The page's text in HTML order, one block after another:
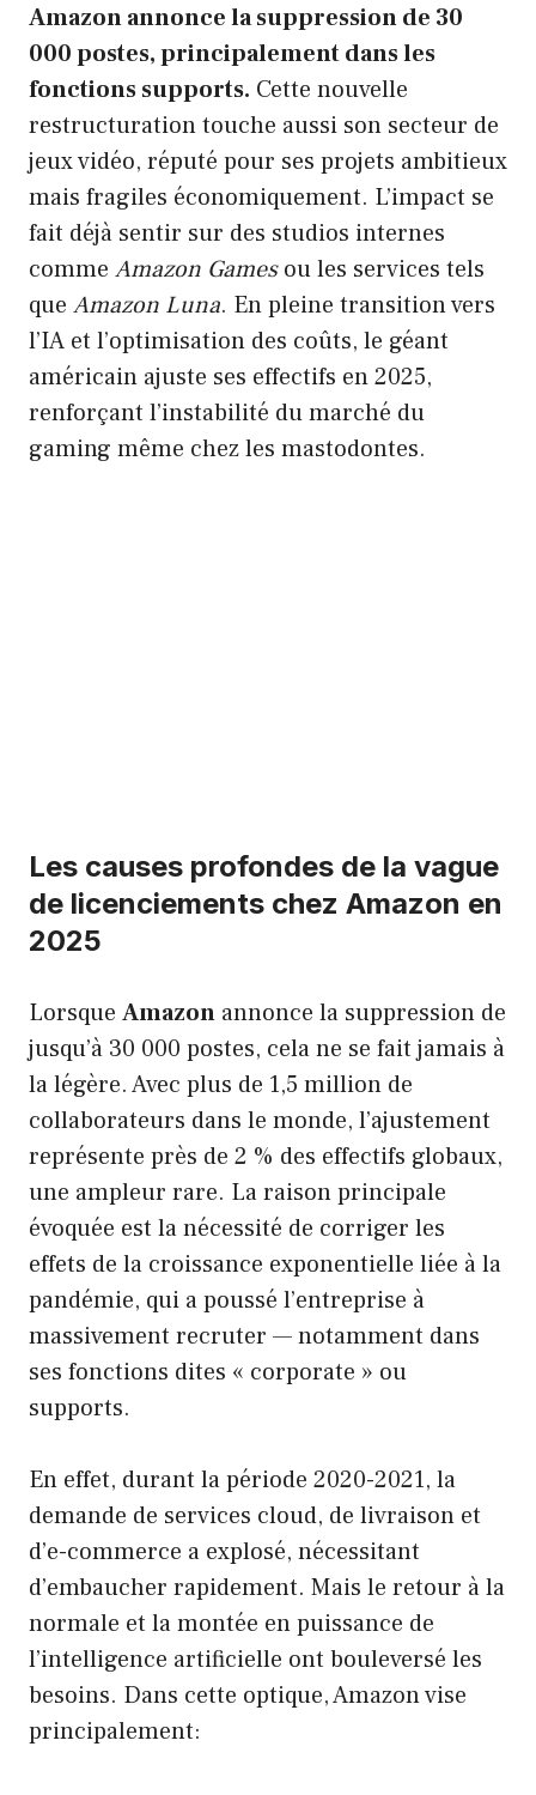
Amazon annonce la suppression de 30
000 postes, principalement dans les
fonctions supports. Cette nouvelle
restructuration touche aussi son secteur de
jeux vidéo, réputé pour ses projets ambitieux
mais fragiles économiquement. L’impact se
fait déjà sentir sur des studios internes
comme Amazon Gamesou les services tels
que Amazon Luna. En pleine transition vers
l’IA et l’optimisation des coûts, le géant
américain ajuste ses effectifs en 2025,
renforçant l’instabilité du marché du
gaming même chez les mastodontes.
Les causes profondes de la vague
de licenciements chez Amazon en
2025
Lorsque Amazon annonce la suppression de
jusqu’à 30 000 postes, cela ne se fait jamais à
la légère. Avec plus de 1,5 million de
collaborateurs dans le monde, l’ajustement
représente près de 2 % des effectifs globaux,
une ampleur rare. La raison principale
évoquée est la nécessité de corriger les
effets de la croissance exponentielle liée à la
pandémie, qui a poussé l’entreprise à
massivement recruter — notamment dans
ses fonctions dites « corporate » ou
supports.
En effet, durant la période 2020-2021, la
demande de services cloud, de livraison et
d’e-commerce a explosé, nécessitant
d’embaucher rapidement. Mais le retour à la
normale et la montée en puissance de
l’intelligence artificielle ont bouleversé les
besoins. Dans cette optique, Amazon vise
principalement: